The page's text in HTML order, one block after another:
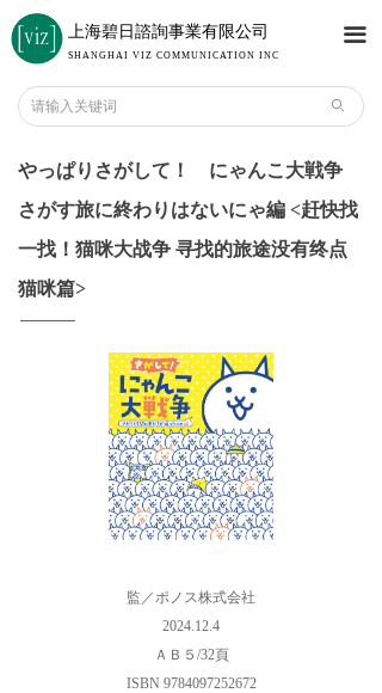
上海碧日諮詢事業有限公司
SHANGHAI VIZ COMMUNICATION INC
끀
ꄙ
やっぱりさがして！ にゃんこ大戦争
さがす旅に終わりはないにゃ編 <赶快找
一找！猫咪大战争 寻找的旅途没有终点
猫咪篇>
監／ポノス株式会社
2024.12.4
ＡＢ５/32頁
ISBN 9784097252672